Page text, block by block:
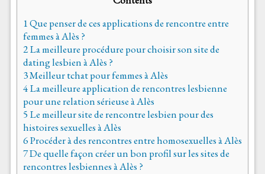
1Que penser de ces applications de rencontre entre
femmes à Alès ?
2La meilleure procédure pour choisir son site de
dating lesbien à Alès ?
3Meilleur tchat pour femmes à Alès
4La meilleure application de rencontres lesbienne
pour une relation sérieuse à Alès
5 Le meilleur site de rencontre lesbien pour des
histoires sexuelles à Alès
6Procéder à des rencontres entre homosexuelles à Alès
7De quelle façon créer un bon profil sur les sites de
rencontres lesbiennes à Alès ?